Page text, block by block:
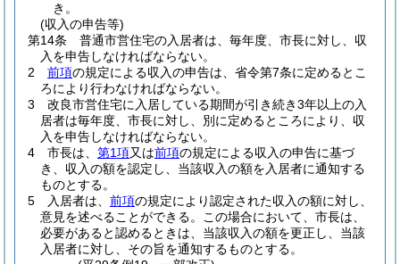
き。
(収入の申告等)
第14条
普通市営住宅の入居者は、毎年度、市長に対し、収
入を申告しなければならない。
2
前項の規定による収入の申告は、省令第7条に定めるとこ
ろにより行わなければならない。
3
改良市営住宅に入居している期間が引き続き3年以上の入
居者は毎年度、市長に対し、別に定めるところにより、収
入を申告しなければならない。
4
市長は、 第1項又は前項の規定による収入の申告に基づ
き、収入の額を認定し、当該収入の額を入居者に通知する
ものとする。
5
入居者は、 前項の規定により認定された収入の額に対し、
意見を述べることができる。
この場合において、市長は、
必要があると認めるときは、当該収入の額を更正し、当該
入居者に対し、その旨を通知するものとする。